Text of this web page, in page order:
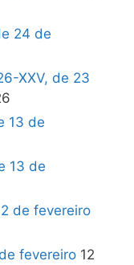
24 de
XXV, de 23
13 de
13 de
de fevereiro
fevereiro 12